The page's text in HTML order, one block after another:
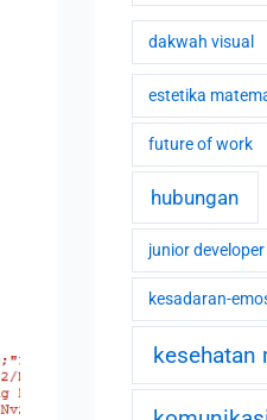
dakwah visual
estetika
future of work
hubungan
junior developer
kesadaran-
kesehatan